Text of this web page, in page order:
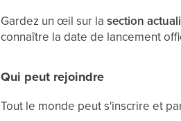
Gardez un œil sur lasection
connaître la date de lancement
Qui peut rejoindre
Tout le monde peut s'inscrire et